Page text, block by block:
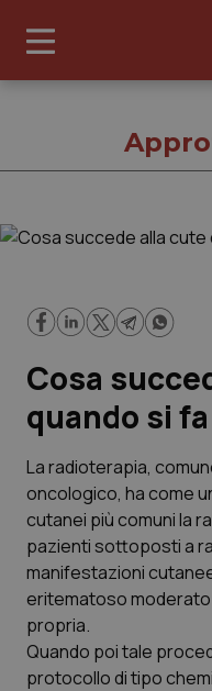
Cronache
Governo e
Regioni e Asl
Lavoro e
Scienza e Farmaci
Studi e Analisi
Lettere al direttore
Cosa
quando si
La radioterapia,
oncologico, ha come
cutanei più comuni la
pazienti sottoposti a
manifestazioni
eritematoso moderato
propria.
Quando poi tale
protocollo di tipo